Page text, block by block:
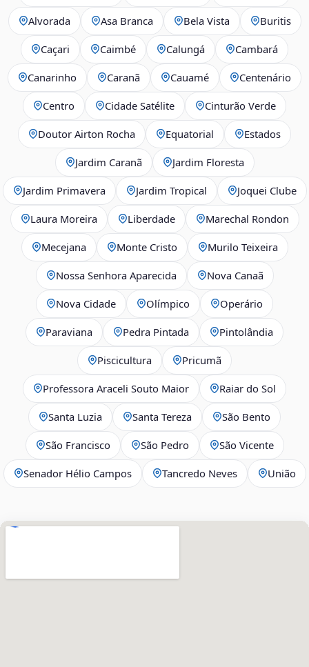
Alvorada Asa Branca Bela Vista Buritis
Caçari Caimbé Calungá Cambará
Canarinho Caranã Cauamé Centenário
Centro Cidade Satélite Cinturão Verde
Doutor Airton Rocha Equatorial Estados
Jardim Caranã Jardim Floresta
Jardim Primavera Jardim Tropical Joquei Clube
Laura Moreira Liberdade Marechal Rondon
Mecejana Monte Cristo Murilo Teixeira
Nossa Senhora Aparecida Nova Canaã
Nova Cidade Olímpico Operário
Paraviana Pedra Pintada Pintolândia
Piscicultura Pricumã
Professora Araceli Souto Maior Raiar do Sol
Santa Luzia Santa Tereza São Bento
São Francisco São Pedro São Vicente
Senador Hélio Campos Tancredo Neves União